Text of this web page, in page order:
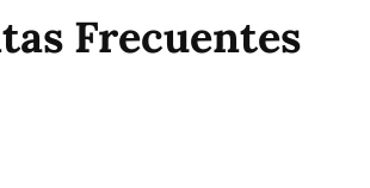
Frecuentes